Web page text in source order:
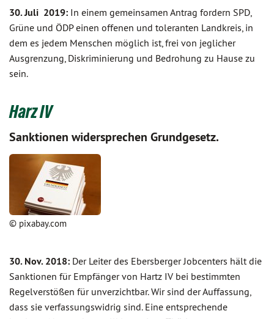
30. Juli 2019: In einem gemeinsamen Antrag fordern SPD,
Grüne und ÖDP einen offenen und toleranten Landkreis, in
dem es jedem Menschen möglich ist, frei von jeglicher
Ausgrenzung, Diskriminierung und Bedrohung zu Hause zu
sein.
Harz IV
Sanktionen widersprechen Grundgesetz.
© pixabay.com
30. Nov. 2018: Der Leiter des Ebersberger Jobcenters hält die
Sanktionen für Empfänger von Hartz IV bei bestimmten
Regelverstößen für unverzichtbar. Wir sind der Auffassung,
dass sie verfassungswidrig sind. Eine entsprechende